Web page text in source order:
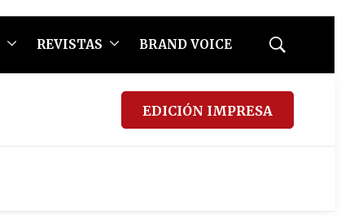
REVISTAS BRAND VOICE
Mostrar
EDICIÓN IMPRESA